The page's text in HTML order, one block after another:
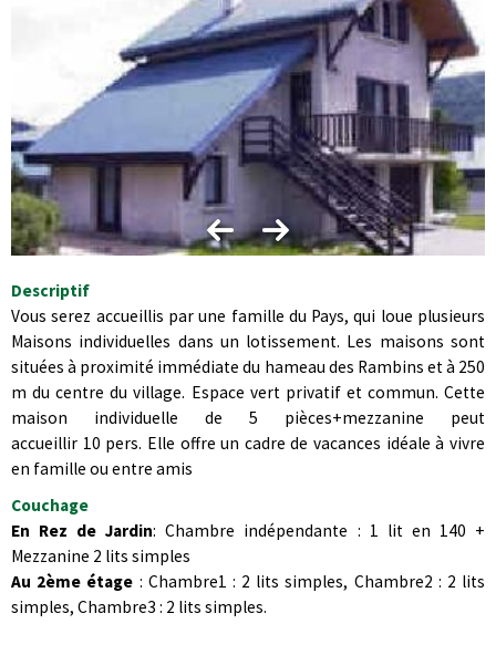
Descriptif
Vous serez accueillis par une famille du Pays, qui loue plusieurs
Maisons individuelles dans un lotissement. Les maisons sont
situées à proximité immédiate du hameau des Rambins et à 250
m du centre du village. Espace vert privatif et commun. Cette
maison individuelle de 5 pièces+mezzanine peut
accueillir 10 pers. Elle offre un cadre de vacances idéale à vivre
en famille ou entre amis
Couchage
En Rez de Jardin: Chambre indépendante : 1 lit en 140 +
Mezzanine 2 lits simples
Au 2ème étage : Chambre1 : 2 lits simples, Chambre2 : 2 lits
simples, Chambre3 : 2 lits simples.